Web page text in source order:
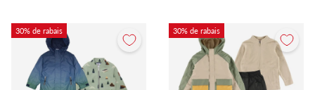
30% de rabais 30% de rabais